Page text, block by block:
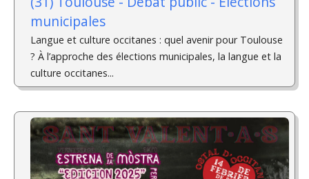
municipales
Langue et culture occitanes : quel avenir pour Toulouse
? À l’approche des élections municipales, la langue et la
culture occitanes...